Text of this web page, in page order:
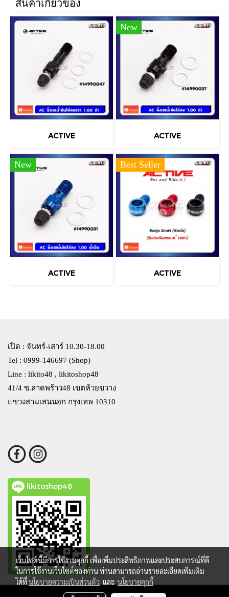
สินค้าเกี่ยวข้อง
ACTIVE
New
ACTIVE
New
ACTIVE
Best Seller
ACTIVE
เปิด : จันทร์-เสาร์ 10.30-18.00
Tel : 0999-146697 (Shop)
Line : likito48 , likitoshop48
41/4 ซ.ลาดพร้าว48 เขตห้วยขวาง
แขวงสามเสนนอก กรุงเทพ 10310
likitoshop48
เว็บไซต์นี้มีการใช้งานคุกกี้ เพื่อเพิ่มประสิทธิภาพและประสบการณ์ที่ดี
ในการใช้งานเว็บไซต์ของท่าน ท่านสามารถอ่านรายละเอียดเพิ่มเติม
ได้ที่นโยบายความเป็นส่วนตัว และ นโยบายคุกกี้